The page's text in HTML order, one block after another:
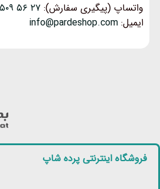
واتساپ (پیگیری سفارش): ۲۷ ۵۶ ۵۰۹ ۰۹۳۸
ایمیل: info@pardeshop.com
فروشگاه اینترنتی پرده شاپ